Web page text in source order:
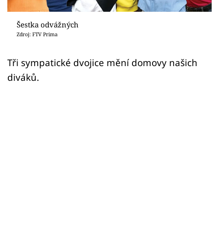
Sledujte nás
Šestka odvážných
Zdroj: FTV Prima
Tři sympatické dvojice mění domovy našich
diváků.